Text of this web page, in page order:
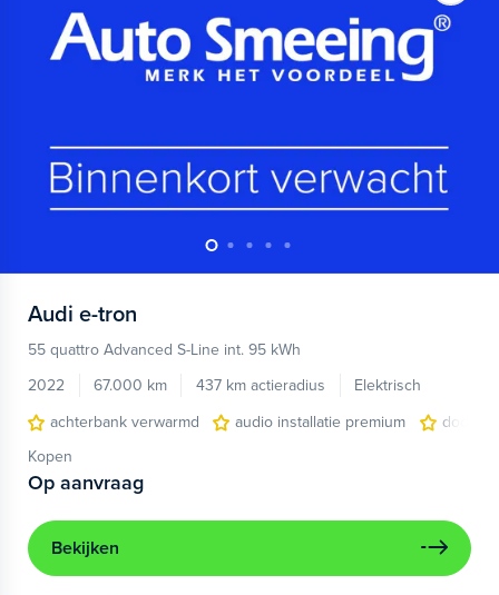
Audi e-tron
55 quattro Advanced S-Line int. 95 kWh
2022
67.000 km 437 km actieradius
Elektrisch
achterbank verwarmd
audio installatie premium
Kopen
Op aanvraag
Bekijken